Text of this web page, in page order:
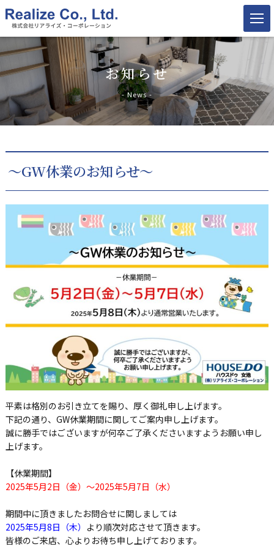
お知らせ
- News -
～GW休業のお知らせ～
平素は格別のお引き立てを賜り、厚く御礼申し上げます。
下記の通り、 GW休業期間に関してご案内申し上げます。
誠に勝手ではございますが何卒ご了承くださいますようお願い申し
上げます。
【休業期間】
2025年5月2日（金）～2025年5月7日（水）
期間中に頂きましたお問合せに関しましては
2025年5月8日（木） より順次対応させて頂きます。
皆様のご来店、心よりお待ち申し上げております。